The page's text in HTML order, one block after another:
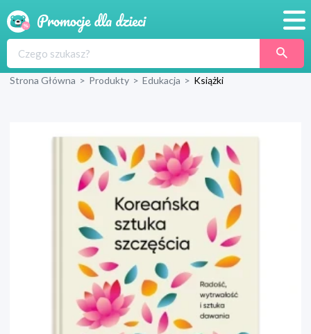
Produkty
Blog
Wyprawka
Strona Główna > Produkty > Edukacja > Książki